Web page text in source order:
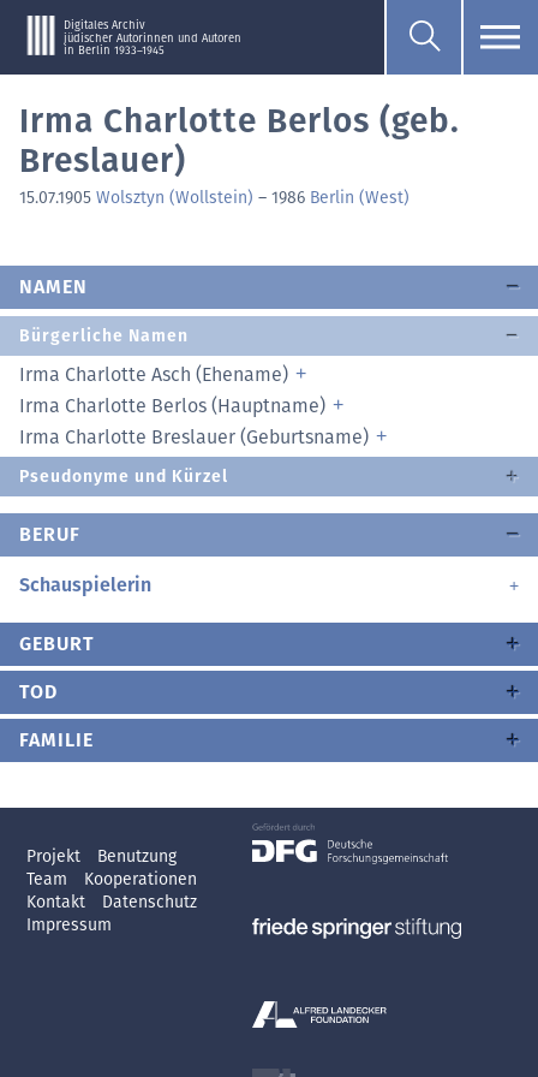
Digitales Archiv
jüdischer Autorinnen und Autoren
in Berlin 1933–1945
Irma Charlotte Berlos (geb.
Breslauer)
15.07.1905 Wolsztyn (Wollstein) – 1986 Berlin (West)
NAMEN
Bürgerliche Namen
Irma Charlotte Asch (Ehename)
Irma Charlotte Berlos (Hauptname)
Irma Charlotte Breslauer (Geburtsname)
Pseudonyme und Kürzel
BERUF
Schauspielerin
GEBURT
TOD
FAMILIE
Projekt
Benutzung
Team
Kooperationen
Kontakt
Datenschutz
Impressum